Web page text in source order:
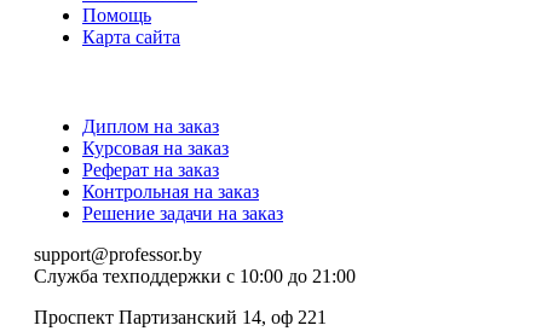
Помощь
Карта сайта
Диплом на заказ
Курсовая на заказ
Реферат на заказ
Контрольная на заказ
Решение задачи на заказ
support@professor.by
Служба техподдержки с 10:00 до 21:00
Проспект Партизанский 14, оф 221